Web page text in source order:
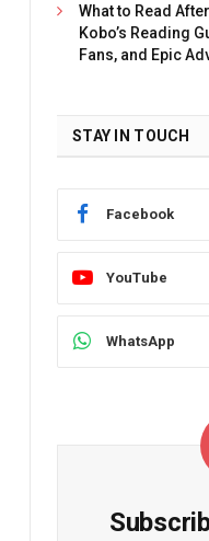
What to Read
Kobo’s Reading
Fans, and Epic
STAY IN TOUCH
Facebook
YouTube
WhatsApp